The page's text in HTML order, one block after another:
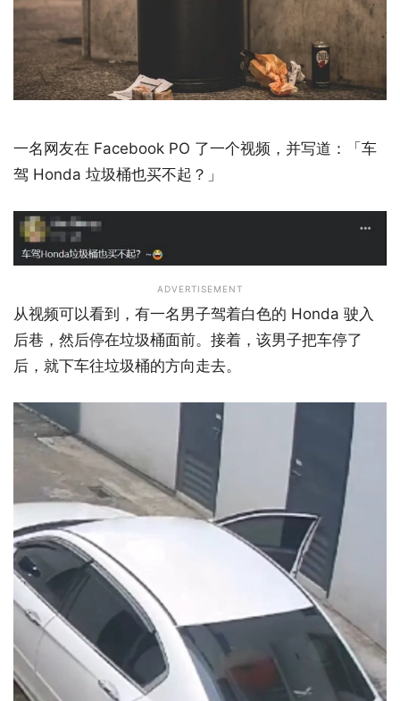
一名网友在 Facebook PO 了一个视频，并写道：「车
驾 Honda 垃圾桶也买不起？」
ADVERTISEMENT
从视频可以看到，有一名男子驾着白色的 Honda 驶入
后巷，然后停在垃圾桶面前。接着，该男子把车停了
后，就下车往垃圾桶的方向走去。